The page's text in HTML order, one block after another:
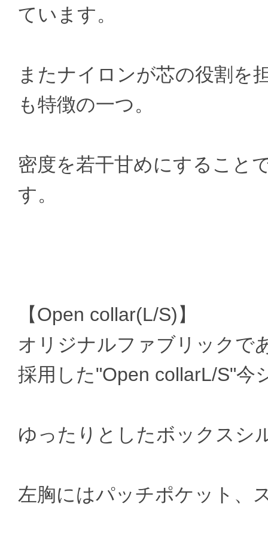
ています。
またナイロンが芯の役割を
も特徴の一つ。
密度を若干甘めにすること
す。
【Open collar(L/S)】
オリジナルファブリックで
採用した"Open collarL/S"今
ゆったりとしたボックスシ
左胸にはパッチポケット、